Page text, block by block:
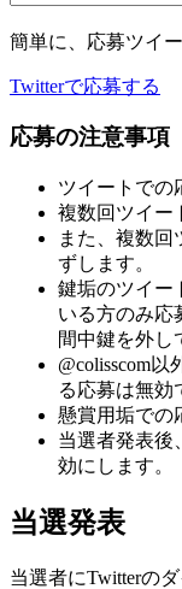
簡単に、応募ツイ
Twitterで応募する
応募の注意事項
ツイートでの
複数回ツイー
また、複数回
ずします。
鍵垢のツイー
いる方のみ応
間中鍵を外し
@colisscom
る応募は無効
懸賞用垢での
当選者発表後
効にします。
当選発表
当選者にTwitterの